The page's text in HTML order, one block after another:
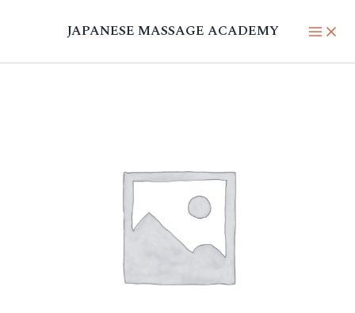
ス
JAPANESE MASSAGE ACADEMY